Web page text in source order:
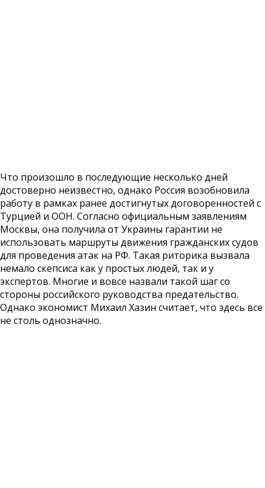
Что произошло в последующие несколько дней
достоверно неизвестно, однако Россия возобновила
работу в рамках ранее достигнутых договоренностей с
Турцией и ООН. Согласно официальным заявлениям
Москвы, она получила от Украины гарантии не
использовать маршруты движения гражданских судов
для проведения атак на РФ. Такая риторика вызвала
немало скепсиса как у простых людей, так и у
экспертов. Многие и вовсе назвали такой шаг со
стороны российского руководства предательство.
Однако экономист Михаил Хазин считает, что здесь все
не столь однозначно.